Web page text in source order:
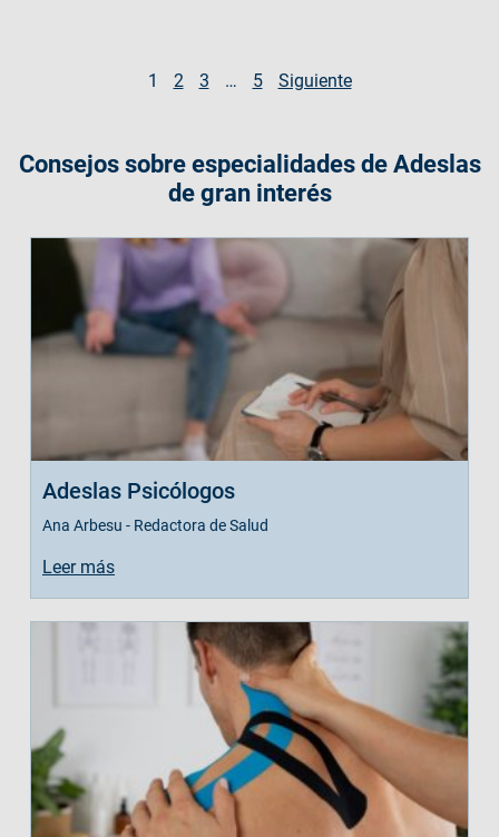
1 2 3 … 5 Siguiente
Consejos sobre especialidades de Adeslas
de gran interés
Adeslas Psicólogos
Ana Arbesu - Redactora de Salud
Leer más